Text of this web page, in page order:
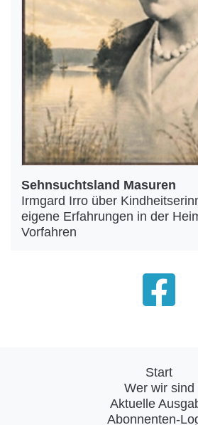
Sehnsuchtsland Masuren
Irmgard Irro über
eigene Erfahrungen in der
Vorfahren
Start
Wer wir sind
Aktuelle
Abonnenten-